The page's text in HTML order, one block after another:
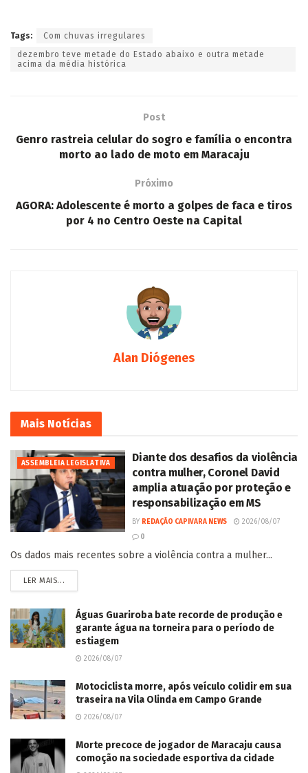
Tags:
Com chuvas irregulares
dezembro teve metade do Estado abaixo e outra metade
acima da média histórica
Post
Genro rastreia celular do sogro e família o encontra
morto ao lado de moto em Maracaju
Próximo
AGORA: Adolescente é morto a golpes de faca e tiros
por 4 no Centro Oeste na Capital
Alan Diógenes
Mais Notícias
ASSEMBLEIA LEGISLATIVA
Diante dos desafios da violência
contra mulher, Coronel David
amplia atuação por proteção e
responsabilização em MS
BY REDAÇÃO CAPIVARA NEWS
2026/08/07
0
Os dados mais recentes sobre a violência contra a mulher...
LER MAIS...
Águas Guariroba bate recorde de produção e
garante água na torneira para o período de
estiagem
2026/08/07
Motociclista morre, após veículo colidir em sua
traseira na Vila Olinda em Campo Grande
2026/08/07
Morte precoce de jogador de Maracaju causa
comoção na sociedade esportiva da cidade